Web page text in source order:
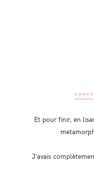
♥♥♥
Et pour finir, en
J’avais